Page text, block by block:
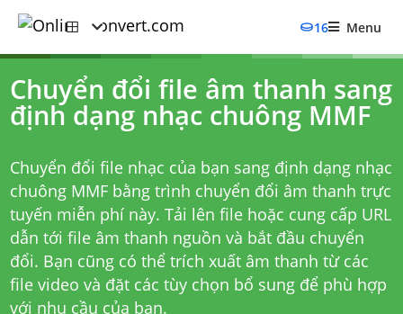
16 Menu
Chuyển đổi file âm thanh sang
định dạng nhạc chuông MMF
Chuyển đổi file nhạc của bạn sang định dạng nhạc
chuông MMF bằng trình chuyển đổi âm thanh trực
tuyến miễn phí này. Tải lên file hoặc cung cấp URL
dẫn tới file âm thanh nguồn và bắt đầu chuyển
đổi. Bạn cũng có thể trích xuất âm thanh từ các
file video và đặt các tùy chọn bổ sung để phù hợp
với nhu cầu của bạn.